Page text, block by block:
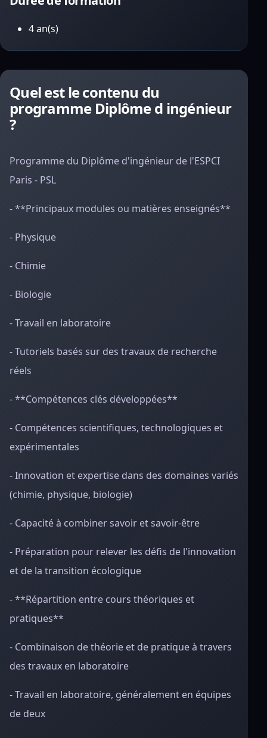
4 an(s)
Quel est le contenu du
programme Diplôme d ingénieur
?
Programme du Diplôme d'ingénieur de l'ESPCI
Paris - PSL
- **Principaux modules ou matières enseignés**
- Physique
- Chimie
- Biologie
- Travail en laboratoire
- Tutoriels basés sur des travaux de recherche
réels
- **Compétences clés développées**
- Compétences scientifiques, technologiques et
expérimentales
- Innovation et expertise dans des domaines variés
(chimie, physique, biologie)
- Capacité à combiner savoir et savoir-être
- Préparation pour relever les défis de l'innovation
et de la transition écologique
- **Répartition entre cours théoriques et
pratiques**
- Combinaison de théorie et de pratique à travers
des travaux en laboratoire
- Travail en laboratoire, généralement en équipes
de deux